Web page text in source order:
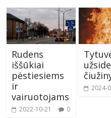
Rudens
iššūkiai
pėstiesiems
ir
vairuotojams
2022-10-21 0
2024-